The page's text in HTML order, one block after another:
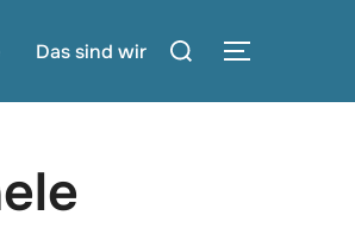
Das sind wir
Suchen